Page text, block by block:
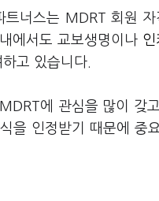
너스는 MDRT 회원
에서도 교보생명이나
고 있습니다.
에 관심을 많이 갖
을 인정받기 때문에 중